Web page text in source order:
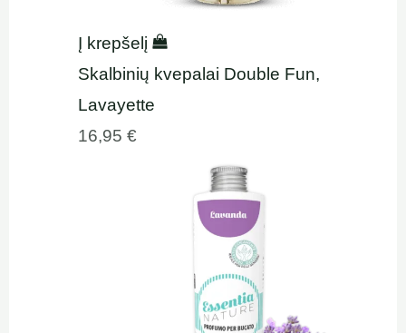
Į krepšelį
Skalbinių kvepalai Double Fun,
Lavayette
16,95€